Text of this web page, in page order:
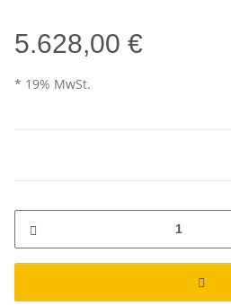
5.628,00 €
* 19% MwSt.